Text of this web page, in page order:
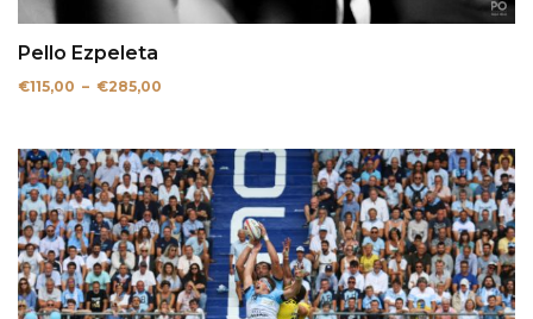
Pello Ezpeleta
€115,00 – €285,00
à
€285,00